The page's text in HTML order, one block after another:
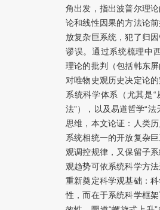
角出发，指出波普尔理
论和线性因果的方法论
放复杂巨系统，犯了归
谬误。通过系统梳理中
理论的批判（包括韩东
对唯物史观历史决定论
系统科学体系（尤其是
法”），以及易道哲学“
思维，本文论证：人类
系统相统一的开放复杂
观调控规律，又保留子
观趋势可依系统科学方
重新奠定科学观基础：
性，而在于系统科学框